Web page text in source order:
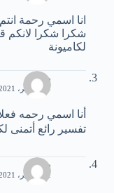
انا اسمي رحمة
شكرا شكرا
لكاميونة
رحمه
21 نوفمبر، 2021 | 12:14 م
أنا اسمي رحمه
تفسير رائع أتمنى
رحمة
22 نوفمبر، 2021 | 8:29 ص